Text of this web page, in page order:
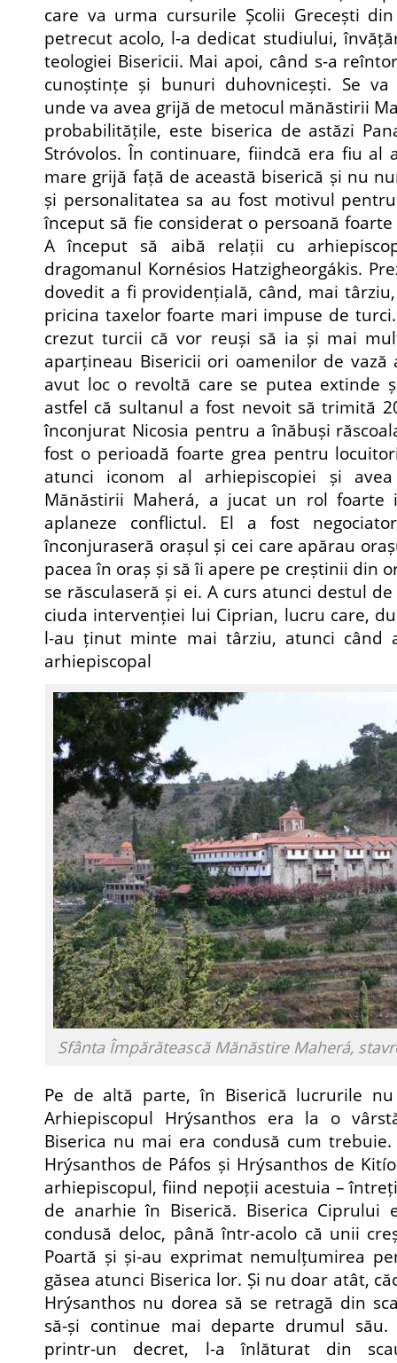
care va urma cursurile Școlii Grecești
petrecut acolo, l-a dedicat studiului,
teologiei Bisericii. Mai apoi, când s-a
cunoștințe și bunuri duhovnicești. Se va
unde va avea grijă de metocul mănăstirii
probabilitățile, este biserica de astăzi
Stróvolos. În continuare, fiindcă era fiu al
mare grijă față de această biserică și nu
și personalitatea sa au fost motivul
început să fie considerat o persoană
A început să aibă relații cu
dragomanul Kornésios Hatzigheorgákis.
dovedit a fi providențială, când, mai
pricina taxelor foarte mari impuse de
crezut turcii că vor reuși să ia și mai
aparțineau Bisericii ori oamenilor de vază
avut loc o revoltă care se putea extinde
astfel că sultanul a fost nevoit să trimită
înconjurat Nicosia pentru a înăbuși
fost o perioadă foarte grea pentru
atunci iconom al arhiepiscopiei și
Mănăstirii Maherá, a jucat un rol foarte
aplaneze conflictul. El a fost
înconjuraseră orașul și cei care apărau
pacea în oraș și să îi apere pe creștinii din
se răsculaseră și ei. A curs atunci destul
ciuda intervenției lui Ciprian, lucru care,
l-au ținut minte mai târziu, atunci când
arhiepiscopal
Sfânta Împărătească Mănăstire Maherá,
Pe de altă parte, în Biserică lucrurile
Arhiepiscopul Hrýsanthos era la o
Biserica nu mai era condusă cum
Hrýsanthos de Páfos și Hrýsanthos de
arhiepiscopul, fiind nepoții acestuia –
de anarhie în Biserică. Biserica
condusă deloc, până într-acolo că unii
Poartă și și-au exprimat nemulțumirea
găsea atunci Biserica lor. Și nu doar atât,
Hrýsanthos nu dorea să se retragă din
să-și continue mai departe drumul său.
printr-un decret, l-a înlăturat din